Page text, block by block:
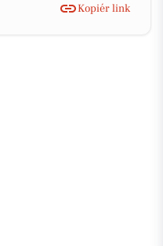
Kopiér link